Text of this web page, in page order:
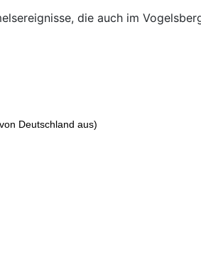
die auch im
Deutschland aus)